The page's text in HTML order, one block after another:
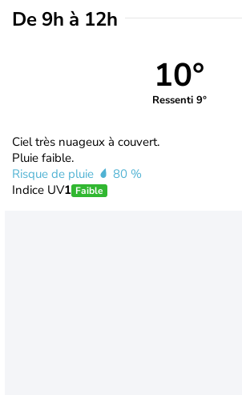
De 9h à 12h
10°
Ressenti 9°
Ciel très nuageux à couvert.
Pluie faible.
Risque de pluie
80 %
Indice UV1 Faible